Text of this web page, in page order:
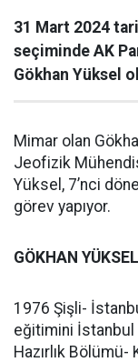
31 Mart 2024
seçiminde AK
Gökhan Yüksel
Mimar olan
Jeofizik
Yüksel, 7’nci
görev yapıyor.
GÖKHAN
1976 Şişli-
eğitimini
Hazırlık